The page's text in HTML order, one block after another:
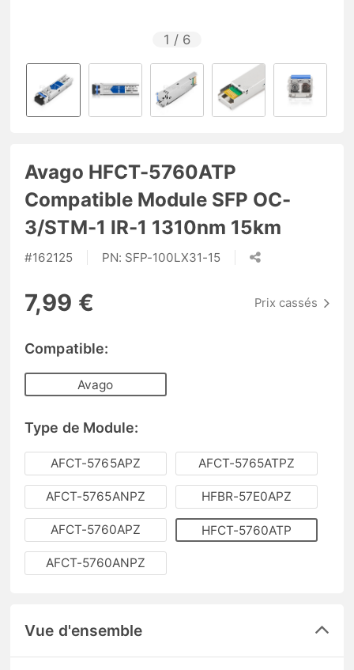
1 / 6
Avago HFCT-5760ATP
Compatible Module SFP OC-
3/STM-1 IR-1 1310nm 15km
#162125 PN: SFP-100LX31-15
7,99 € Prix cassés
Compatible:
Avago
Type de Module:
AFCT-5765APZ AFCT-5765ATPZ
AFCT-5765ANPZ HFBR-57E0APZ
AFCT-5760APZ HFCT-5760ATP
AFCT-5760ANPZ
Vue d'ensemble